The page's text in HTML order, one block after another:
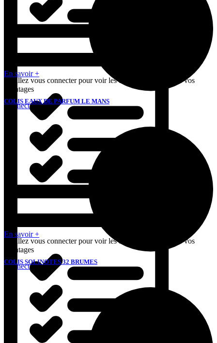
Veuillez vous connecter pour voir les tarifs et bénéficier de vos
avantages
Connectez-vous
Veuillez vous connecter pour voir les tarifs et bénéficier de vos
avantages
Connectez-vous
En savoir +
COLIS EAUX DE PARFUM LE MANS
En savoir +
COLIS SOLINOTES 32 BRUMES